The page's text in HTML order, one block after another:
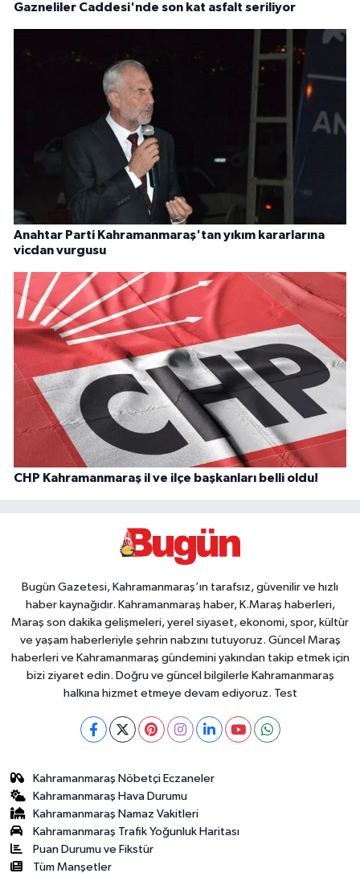
Gazneliler Caddesi'nde son kat asfalt seriliyor
Anahtar Parti Kahramanmaraş'tan yıkım kararlarına
vicdan vurgusu
CHP Kahramanmaraş il ve ilçe başkanları belli oldu!
Bugün Gazetesi, Kahramanmaraş’ın tarafsız, güvenilir ve hızlı
haber kaynağıdır. Kahramanmaraş haber, K.Maraş haberleri,
Maraş son dakika gelişmeleri, yerel siyaset, ekonomi, spor, kültür
ve yaşam haberleriyle şehrin nabzını tutuyoruz. Güncel Maraş
haberleri ve Kahramanmaraş gündemini yakından takip etmek için
bizi ziyaret edin. Doğru ve güncel bilgilerle Kahramanmaraş
halkına hizmet etmeye devam ediyoruz. Test
Kahramanmaraş Nöbetçi Eczaneler
Kahramanmaraş Hava Durumu
Kahramanmaraş Namaz Vakitleri
Kahramanmaraş Trafik Yoğunluk Haritası
Puan Durumu ve Fikstür
Tüm Manşetler